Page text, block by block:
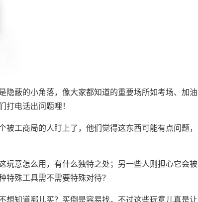
隐蔽的小角落，像大家都知道的重要场所如考场、加油
打电话出问题哩！
工商局的人盯上了，他们觉得这东西可能有点问题，
玩意怎么用，有什么独特之处；另一些人则担心它会被
特殊工具需不需要特殊对待？
想知道哪儿买？买倒是容易找，不过这些玩意儿真是让